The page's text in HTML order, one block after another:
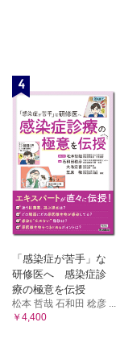
①神経信号の
臓機能の調節
4 運動の生理
①運動神経と
る運動調節/
④高次運動機
5 感覚の生理
①感覚の一般
部感覚）/
④内臓感覚（
6 内分泌
①ホルモンの
作用
4
「感染症が苦手」な
研修医へ 感染症診
療の極意を伝授
松本 哲哉 石和田 稔彦 ...
￥4,400